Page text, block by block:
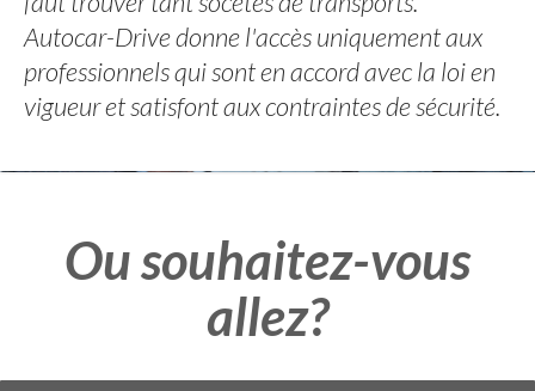
Autocar-Drive donne l'accès uniquement aux
professionnels qui sont en accord avec la loi en
vigueur et satisfont aux contraintes de sécurité.
Ou souhaitez-vous
allez?